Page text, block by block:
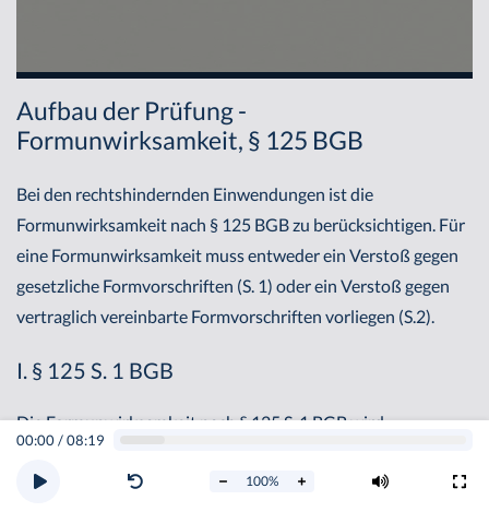
00:00/08:19
100%
Aufbau der Prüfung -
Formunwirksamkeit, § 125 BGB
Bei den rechtshindernden Einwendungen ist die
Formunwirksamkeit nach § 125 BGB zu berücksichtigen. Für
eine Formunwirksamkeit muss entweder ein Verstoß gegen
gesetzliche Formvorschriften (S. 1) oder ein Verstoß gegen
vertraglich vereinbarte Formvorschriften vorliegen (S.2).
I. § 125 S. 1 BGB
Die Formunwirksamkeit nach § 125 S. 1 BGB wird
üblicherweise in drei Schritten geprüft.